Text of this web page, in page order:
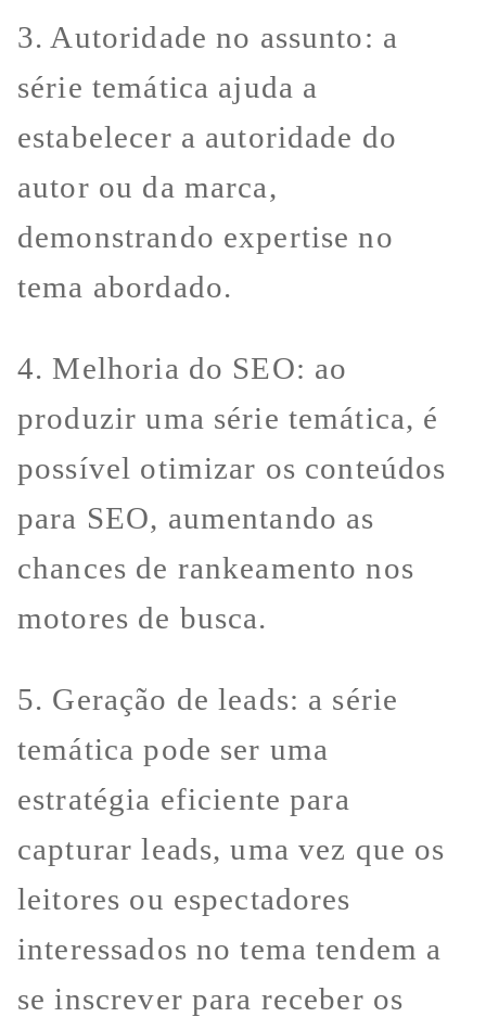
3. Autoridade no assunto: a
série temática ajuda a
estabelecer a autoridade do
autor ou da marca,
demonstrando expertise no
tema abordado.
4. Melhoria do SEO: ao
produzir uma série temática, é
possível otimizar os conteúdos
para SEO, aumentando as
chances de rankeamento nos
motores de busca.
5. Geração de leads: a série
temática pode ser uma
estratégia eficiente para
capturar leads, uma vez que os
leitores ou espectadores
interessados no tema tendem a
se inscrever para receber os